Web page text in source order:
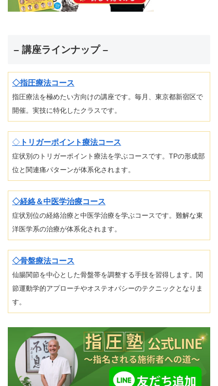
– 講座ラインナップ –
◇指圧療法コース
指圧療法を極めたい方向けの講座です。毎月、東京都新宿区で
開催。実技に特化したクラスです。
◇ トリガーポイント療法コース
症状別のトリガーポイント療法を学ぶコースです。TPの形成部
位と関連痛パターンが体系化されます。
◇経絡＆中医学治療コース
症状別位の経絡治療と中医学治療を学ぶコースです。難解な東
洋医学系の治療が体系化されます。
◇骨盤療法コース
仙腸関節を中心とした骨盤帯を調整する手技を習得します。関
節運動学的アプローチやオステオパシーのテクニックとなりま
す。